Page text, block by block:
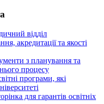
відділ
акредитації та якості
з планування та
процесу
програми, які
для гарантів освітніх